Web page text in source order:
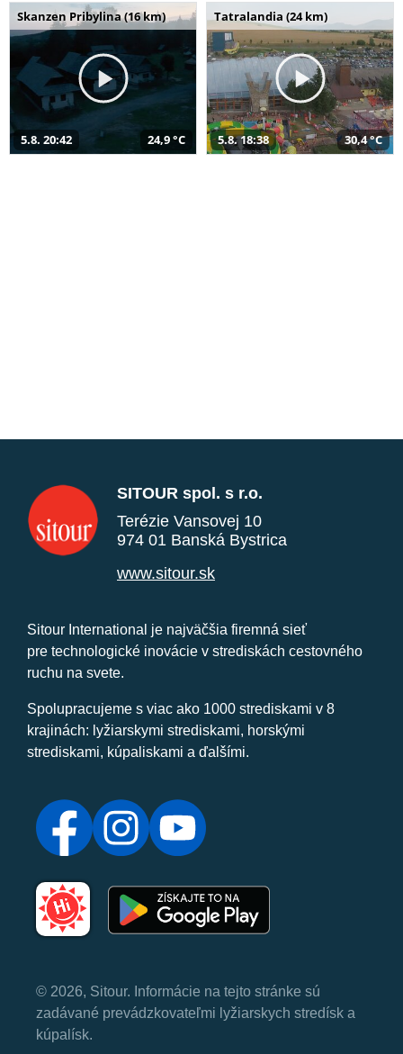
Skanzen Pribylina (16 km)
5.8. 20:42 24,9 °C
Tatralandia (24 km)
5.8. 18:38 30,4 °C
SITOUR spol. s r.o.
Terézie Vansovej 10
974 01 Banská Bystrica
www.sitour.sk
Sitour International je najväčšia firemná sieť
pre technologické inovácie v strediskách cestovného
ruchu na svete.
Spolupracujeme s viac ako 1000 strediskami v 8
krajinách: lyžiarskymi strediskami, horskými
strediskami, kúpaliskami a ďalšími.
© 2026, Sitour. Informácie na tejto stránke sú
zadávané prevádzkovateľmi lyžiarskych stredísk a
kúpalísk.